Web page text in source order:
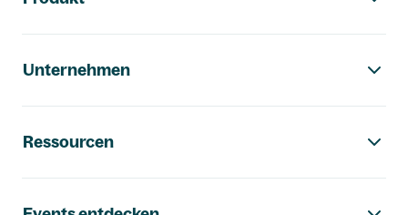
Unternehmen
Ressourcen